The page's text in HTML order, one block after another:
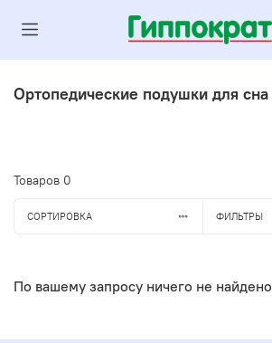
Ортопедические подушки для сна
Товаров 0
СОРТИРОВКА ФИЛЬТРЫ
По вашему запросу ничего не найдено